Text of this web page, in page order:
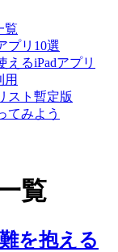
覧
プリ10選
えるiPadアプリ
用
スト暫定版
てみよう
覧
を抱える